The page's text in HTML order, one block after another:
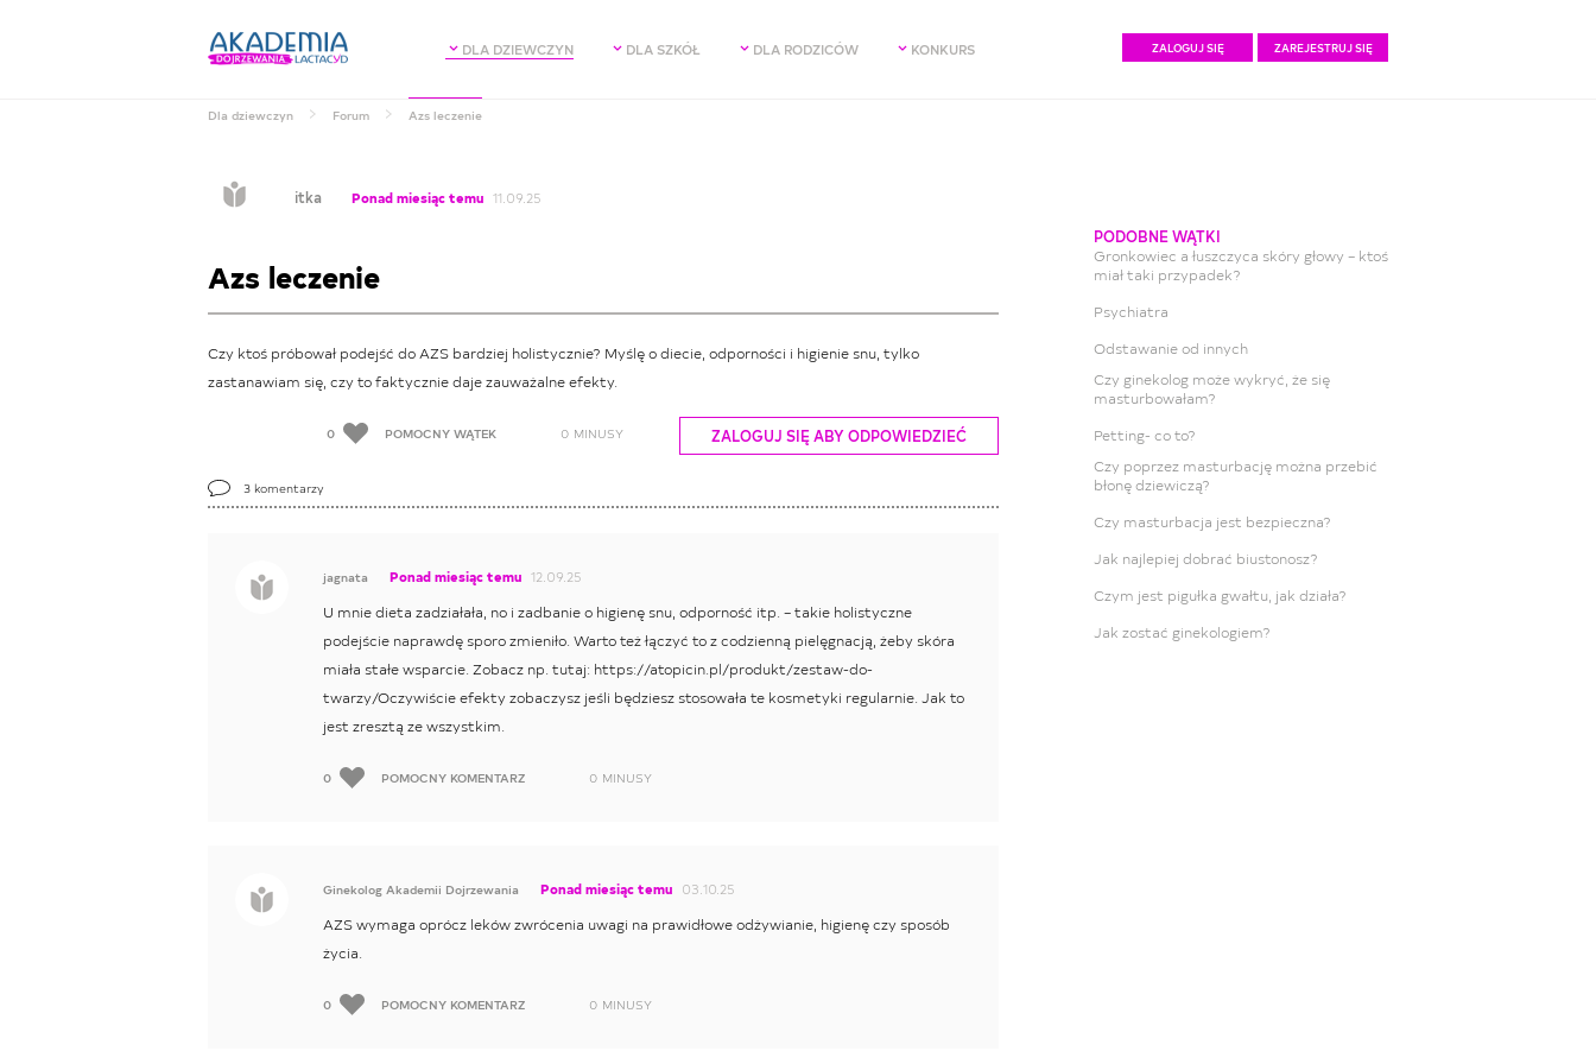
DLA DZIEWCZYN DLA SZKÓŁ DLA RODZICÓW KONKURS ZALOGUJ SIĘ ZAREJESTRUJ SIĘ
Dla dziewczyn Forum Azs leczenie
itka Ponad miesiąc temu 11.09.25
Azs leczenie
Czy ktoś próbował podejść do AZS bardziej holistycznie? Myślę o diecie, odporności i higienie snu, tylko
zastanawiam się, czy to faktycznie daje zauważalne efekty.
0 POMOCNY WĄTEK 0 MINUSY ZALOGUJ SIĘ ABY ODPOWIEDZIEĆ
3 komentarzy
jagnata Ponad miesiąc temu 12.09.25
U mnie dieta zadziałała, no i zadbanie o higienę snu, odporność itp. – takie holistyczne
podejście naprawdę sporo zmieniło. Warto też łączyć to z codzienną pielęgnacją, żeby skóra
miała stałe wsparcie. Zobacz np. tutaj: https://atopicin.pl/produkt/zestaw-do-
twarzy/Oczywiście efekty zobaczysz jeśli będziesz stosowała te kosmetyki regularnie. Jak to
jest zresztą ze wszystkim.
0 POMOCNY KOMENTARZ 0 MINUSY
Ginekolog Akademii Dojrzewania Ponad miesiąc temu 03.10.25
AZS wymaga oprócz leków zwrócenia uwagi na prawidłowe odżywianie, higienę czy sposób
życia.
0 POMOCNY KOMENTARZ 0 MINUSY
PODOBNE WĄTKI
Gronkowiec a łuszczyca skóry głowy – ktoś
miał taki przypadek?
Psychiatra
Odstawanie od innych
Czy ginekolog może wykryć, że się
masturbowałam?
Petting- co to?
Czy poprzez masturbację można przebić
błonę dziewiczą?
Czy masturbacja jest bezpieczna?
Jak najlepiej dobrać biustonosz?
Czym jest pigułka gwałtu, jak działa?
Jak zostać ginekologiem?